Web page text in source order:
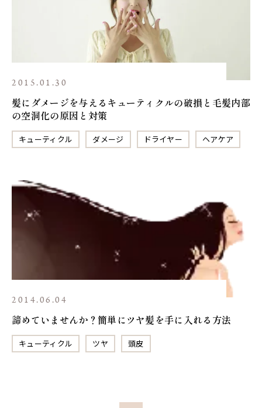
2015.01.30
髪にダメージを与えるキューティクルの破損と毛髪内部
の空洞化の原因と対策
キューティクル ダメージ ドライヤー ヘアケア
2014.06.04
諦めていませんか？簡単にツヤ髪を手に入れる方法
キューティクル ツヤ 頭皮